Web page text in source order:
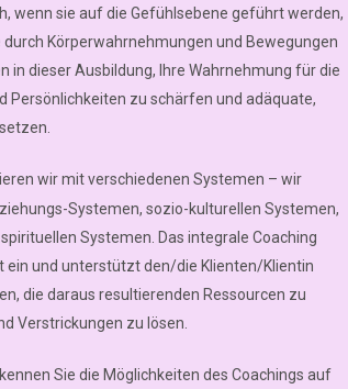
wenn sie auf die Gefühlsebene geführt werden,
Körperwahrnehmungen und Bewegungen
in dieser Ausbildung, Ihre Wahrnehmung für die
Persönlichkeiten zu schärfen und adäquate,
wir mit verschiedenen Systemen – wir
Systemen, sozio-kulturellen Systemen,
Systemen. Das integrale Coaching
ein und unterstützt den/die Klienten/Klientin
die daraus resultierenden Ressourcen zu
Verstrickungen zu lösen.
Sie die Möglichkeiten des Coachings auf